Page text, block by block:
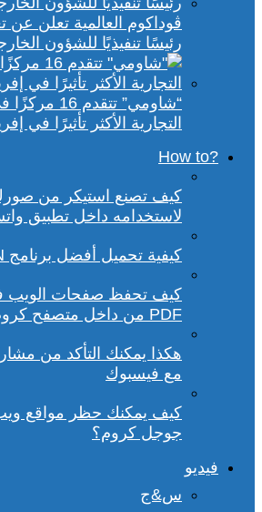
ڤوداكوم العالمية تعلن عن
رئيسًا تنفيذيًا للشؤون
“شاومي”
التجارية الأكثر تأثيرًا في
?How to
كيف تصنع استيكر من
لاستخدامه داخل تطبيق
كيفية تحميل أفضل برنامج VPN مجاني
كيف تحفظ صفحات الويب
PDF من داخل متصفح كروم؟
هكذا يمكنك التأكد من
مع فيسبوك
كيف يمكنك حظر مواقع
جوجل كروم؟
فيديو
س&ج